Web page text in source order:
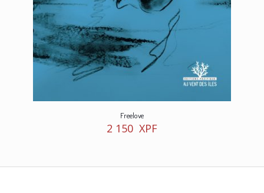
Freelove
2 150 XPF